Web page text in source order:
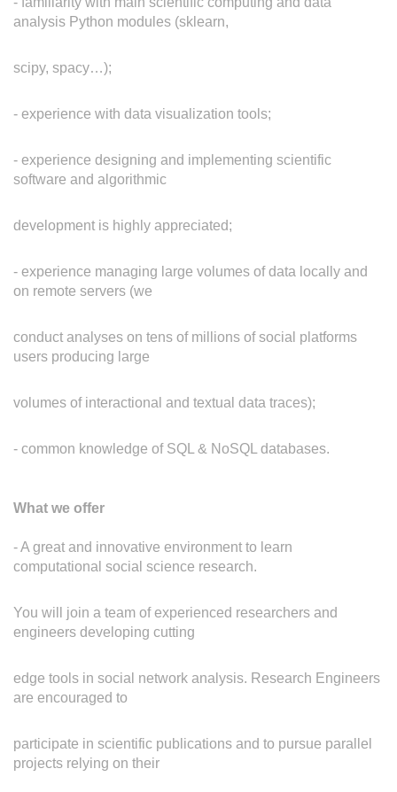
analysis Python modules (sklearn,
scipy, spacy…);
- experience with data visualization tools;
- experience designing and implementing scientific
software and algorithmic
development is highly appreciated;
- experience managing large volumes of data locally and
on remote servers (we
conduct analyses on tens of millions of social platforms
users producing large
volumes of interactional and textual data traces);
- common knowledge of SQL & NoSQL databases.
What we offer
- A great and innovative environment to learn
computational social science research.
You will join a team of experienced researchers and
engineers developing cutting
edge tools in social network analysis. Research Engineers
are encouraged to
participate in scientific publications and to pursue parallel
projects relying on their